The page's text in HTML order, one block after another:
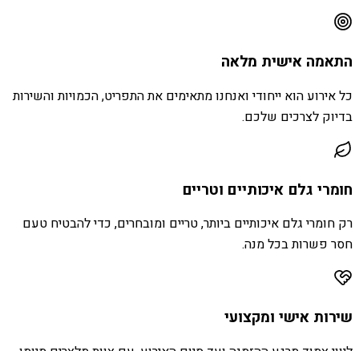
התאמה אישית מלאה
כל אירוע הוא ייחודי ואנחנו מתאימים את התפריט, הכמויות והשירות
בדיוק לצרכים שלכם.
חומרי גלם איכותיים וטריים
רק חומרי גלם איכותיים ביותר, טריים ומובחרים, כדי להבטיח טעם
חסר פשרות בכל מנה.
שירות אישי ומקצועי